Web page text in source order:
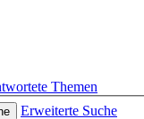
Themen
Erweiterte Suche